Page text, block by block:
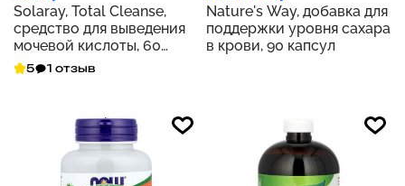
Solaray, Total Cleanse,
средство для выведения
мочевой кислоты, 60
растительных капсул
5 1 отзыв
Nature's Way, добавка для
поддержки уровня сахара
в крови, 90 капсул